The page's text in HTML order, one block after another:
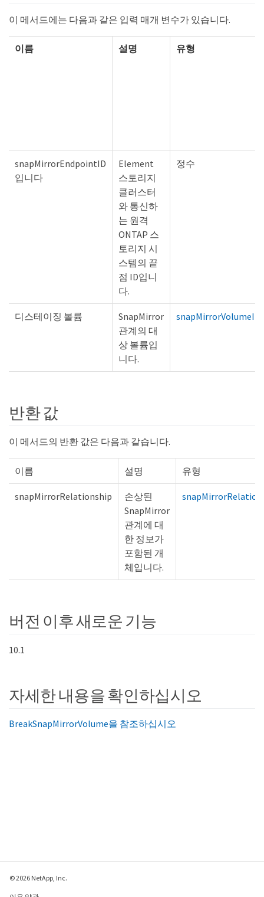
이 메서드에는 다음과 같은 입력 매개 변수가 있습니다.
이름 설명 유형
snapMirrorEndpointID
입니다
Element
스토리지
클러스터
와 통신하
는 원격
ONTAP 스
토리지 시
스템의 끝
점 ID입니
다.
정수
디스테이징 볼륨
SnapMirror
관계의 대
상 볼륨입
니다.
반환 값
이 메서드의 반환 값은 다음과 같습니다.
이름 설명 유형
snapMirrorRelationship
손상된
SnapMirror
관계에 대
한 정보가
포함된 개
체입니다.
버전 이후 새로운 기능
10.1
자세한 내용을 확인하십시오
BreakSnapMirrorVolume을 참조하십시오
© 2026 NetApp, Inc.